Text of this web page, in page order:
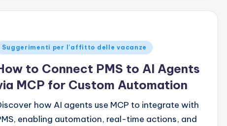
Suggerimenti per l'affitto delle vacanze
to Connect PMS to AI Agents
MCP for Custom Automation
how AI agents use MCP to integrate with
enabling automation, real-time actions, and